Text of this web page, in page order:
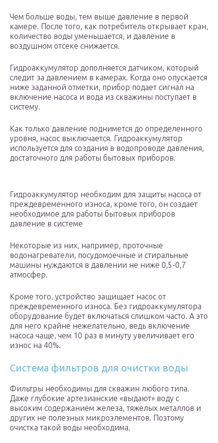
Чем больше воды, тем выше давление в первой
камере. После того, как потребитель открывает кран,
количество воды уменьшается, и давление в
воздушном отсеке снижается.
Гидроаккумулятор дополняется датчиком, который
следит за давлением в камерах. Когда оно опускается
ниже заданной отметки, прибор подает сигнал на
включение насоса и вода из скважины поступает в
систему.
Как только давление поднимется до определенного
уровня, насос выключается. Гидроаккумулятор
используется для создания в водопроводе давления,
достаточного для работы бытовых приборов.
Гидроаккумулятор необходим для защиты насоса от
преждевременного износа, кроме того, он создает
необходимое для работы бытовых приборов
давление в системе
Некоторые из них, например, проточные
водонагреватели, посудомоечные и стиральные
машины нуждаются в давлении не ниже 0,5-0,7
атмосфер.
Кроме того, устройство защищает насос от
преждевременного износа. Без гидроаккумулятора
оборудование будет включаться слишком часто. А это
для него крайне нежелательно, ведь включение
насоса чаще, чем 10 раз в минуту увеличивает его
износ на 40%.
Система фильтров для очистки воды
Фильтры необходимы для скважин любого типа.
Даже глубокие артезианские «выдают» воду с
высоким содержанием железа, тяжелых металлов и
других не полезных микроэлементов. Поэтому
очистка такой воды необходима.